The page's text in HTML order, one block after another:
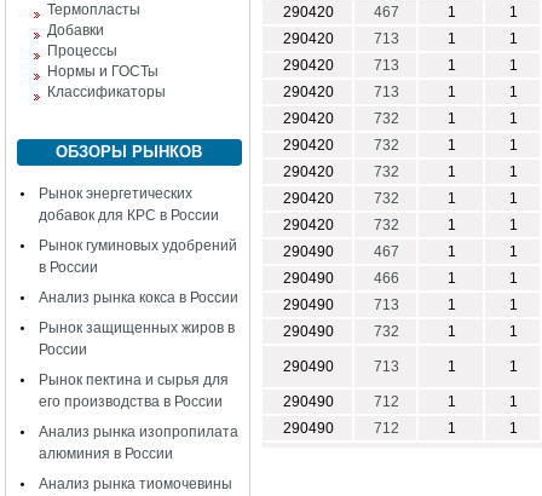
Термопласты
Добавки
Процессы
Нормы и ГОСТы
Классификаторы
ОБЗОРЫ РЫНКОВ
Рынок энергетических
добавок для КРС в России
Рынок гуминовых удобрений
в России
Анализ рынка кокса в России
Рынок защищенных жиров в
России
Рынок пектина и сырья для
его производства в России
Анализ рынка изопропилата
алюминия в России
Анализ рынка тиомочевины
290420
467 1
1
290420
713 1
1
290420
713 1
1
290420
713 1
1
290420
732 1
1
290420
732 1
1
290420
732 1
1
290420
732 1
1
290420
732 1
1
290490
467 1
1
290490
466 1
1
290490
713 1
1
290490
732 1 1
290490 713 1 1
290490 712 1
1
290490
712 1 1